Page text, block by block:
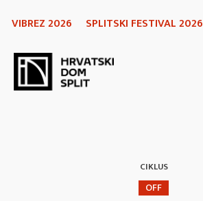
VIBREZ 2026 SPLITSKI FESTIVAL 2026
CIKLUS
OFF